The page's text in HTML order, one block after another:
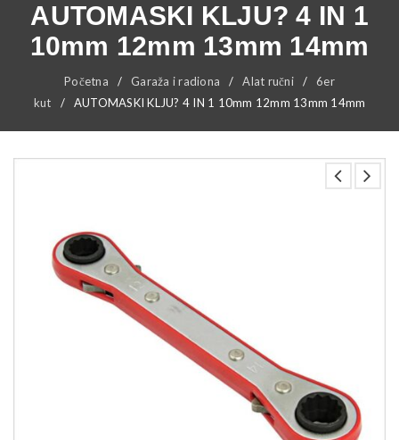
AUTOMASKI KLJU? 4 IN 1
10mm 12mm 13mm 14mm
Početna / Garaža i radiona / Alat ručni /
6er
kut
/ AUTOMASKI KLJU? 4 IN 1 10mm 12mm 13mm 14mm